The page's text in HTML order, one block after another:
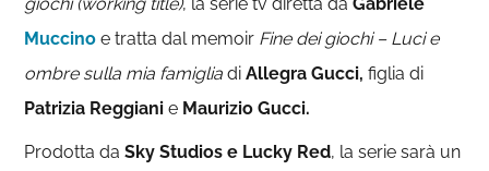
Muccino e tratta dal memoir Fine dei giochi – Luci e
ombre sulla mia famiglia diAllegra Gucci, figlia di
Patrizia Reggianie Maurizio Gucci.
Prodotta daSky Studios e Lucky Red, la serie sarà un